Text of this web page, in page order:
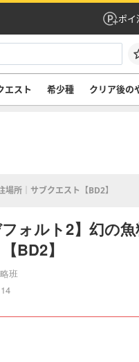
ポイ
エスト 希少種 クリア後の
所｜サブクエスト【BD2】
フォルト2】幻の
BD2】
班